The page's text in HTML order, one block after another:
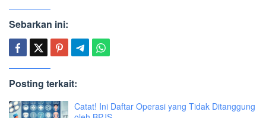
Sebarkan ini:
Posting terkait:
Catat! Ini Daftar Operasi yang Tidak Ditanggung